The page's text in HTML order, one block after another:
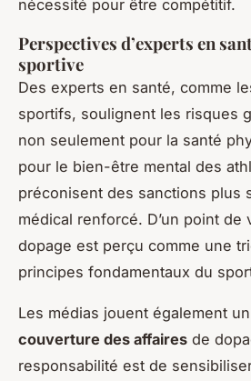
nécessité pour être compétitif.
Perspectives d’experts en
sportive
Des experts en santé, comme
sportifs, soulignent les risques
non seulement pour la santé
pour le bien-être mental des
préconisent des sanctions plus
médical renforcé. D’un point de
dopage est perçu comme une
principes fondamentaux du
Les médias jouent également
couverture des affaires de
responsabilité est de